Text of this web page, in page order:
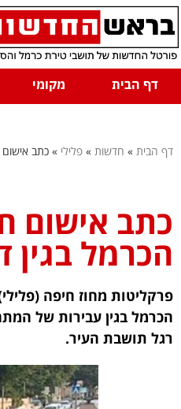
דף הבית
מקומי
דף הבית » חדשות » פלילי » כתב
כתב אישום
הכרמל
הכרמל בגין עבירות של
רגל תושבת העיר.